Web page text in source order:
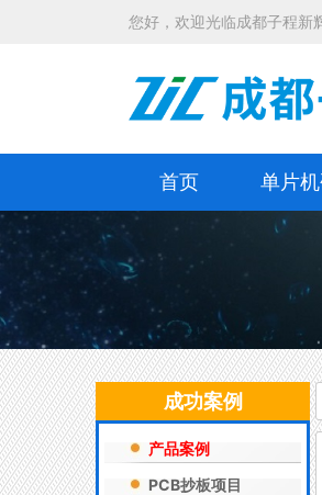
您好，欢迎光临成都子程新
首页 单片
成功案例
产品案例
PCB抄板项目